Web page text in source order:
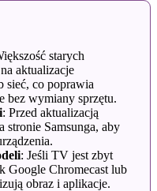
starych
aktualizacje
sieć, co poprawia
bez wymiany sprzętu.
: Przed aktualizacją
Samsunga, aby
: Jeśli TV jest zbyt
Google Chromecast lub
obraz i aplikacje.